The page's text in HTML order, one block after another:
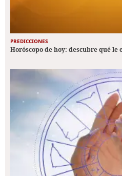
PREDICCIONES
Horóscopo de hoy: descubre qué le